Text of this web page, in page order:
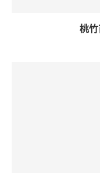
桃